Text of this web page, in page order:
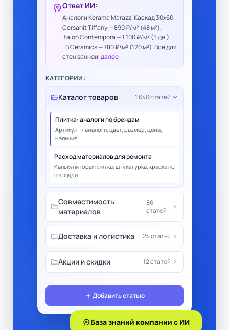
psychologyОтвет ИИ:
Аналоги Kerama Marazzi Каскад 30x60:
Cersanit Tiffany — 890 ₽/м² (48 м²),
Italon Contempora — 1 100 ₽/м² (5 дн.),
LB Ceramics — 780 ₽/м² (120 м²). Все для
стен ванной.далее
КАТЕГОРИИ:
folder_openКаталог товаров 1 640 статей expand_more
Плитка: аналоги по брендам
Артикул → аналоги, цвет, размер, цена,
наличие...
Расход материалов для ремонта
Калькуляторы: плитка, штукатурка, краска по
площади...
folder
Совместимость
материалов
86
статей
chevron_right
folderДоставка и логистика 24 статьи chevron_right
folderАкции и скидки 12 статей chevron_right
add Добавить статью
psychologyБаза знаний компании с ИИ